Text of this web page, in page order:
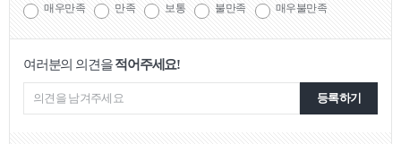
매우만족 만족 보통 불만족 매우불만족
여러분의 의견을적어주세요!
등록하기